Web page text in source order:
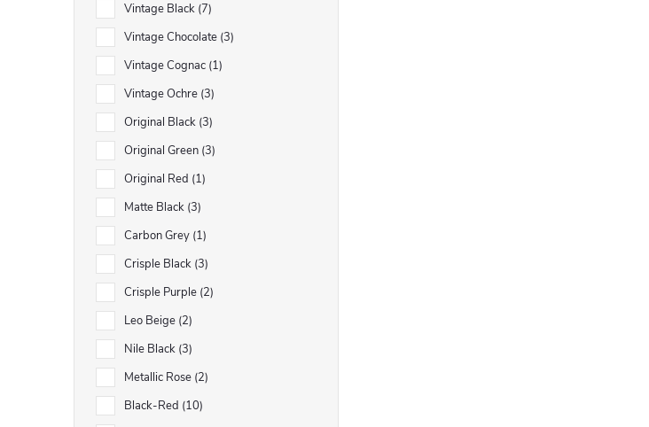
Vintage Black 7
Vintage Chocolate 3
Vintage Cognac 1
Vintage Ochre 3
Original Black 3
Original Green 3
Original Red 1
Matte Black 3
Carbon Grey 1
Crisple Black 3
Crisple Purple 2
Leo Beige 2
Nile Black 3
Metallic Rose 2
Black-Red 10